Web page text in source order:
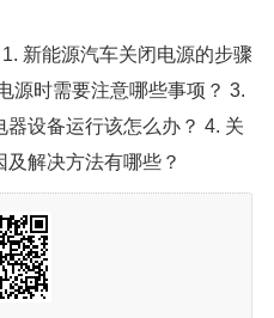
新能源汽车关闭电源的步骤
源时需要注意哪些事项？ 3.
设备运行该怎么办？ 4. 关
解决方法有哪些？